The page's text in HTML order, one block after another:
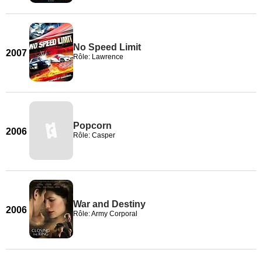
2007
No Speed Limit
Rôle: Lawrence
2006
Popcorn
Rôle: Casper
2006
War and Destiny
Rôle: Army Corporal